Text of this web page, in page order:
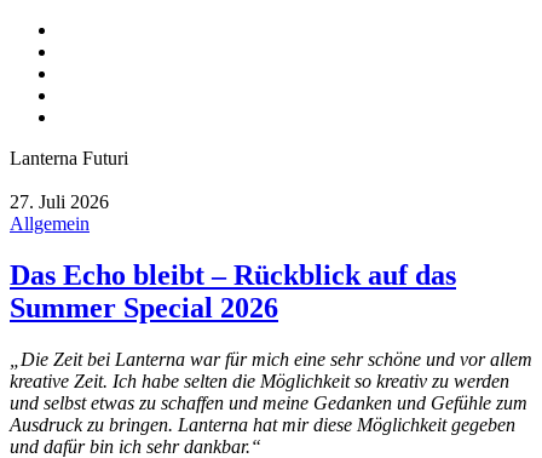
Lanterna Futuri
27. Juli 2026
Allgemein
Das Echo bleibt – Rückblick auf das
Summer Special 2026
„Die Zeit bei Lanterna war für mich eine sehr schöne und vor allem
kreative Zeit. Ich habe selten die Möglichkeit so kreativ zu werden
und selbst etwas zu schaffen und meine Gedanken und Gefühle zum
Ausdruck zu bringen. Lanterna hat mir diese Möglichkeit gegeben
und dafür bin ich sehr dankbar.“